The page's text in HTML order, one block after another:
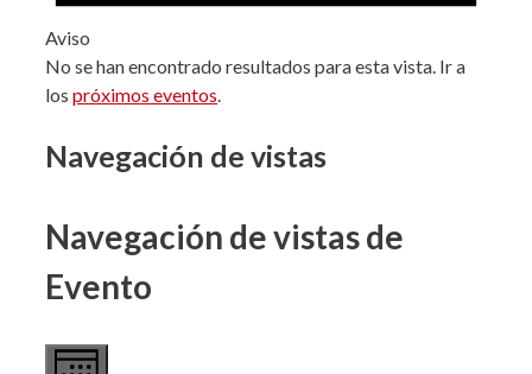
Aviso
No se han encontrado resultados para esta vista. Ir a
los próximos eventos.
Navegación de vistas
Navegación de vistas de
Evento